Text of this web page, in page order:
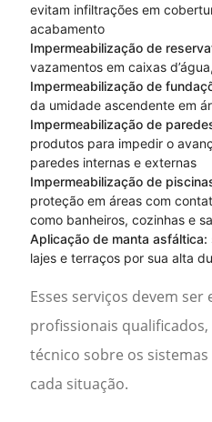
evitam infiltrações em
acabamento
Impermeabilização de
vazamentos em caixas
Impermeabilização de
da umidade ascendente em
Impermeabilização de
produtos para impedir o
paredes internas e externas
Impermeabilização de
proteção em áreas com
como banheiros, cozinhas e
Aplicação de manta asfáltica:
lajes e terraços por sua alta
Esses serviços devem
profissionais
técnico sobre os
cada situação.